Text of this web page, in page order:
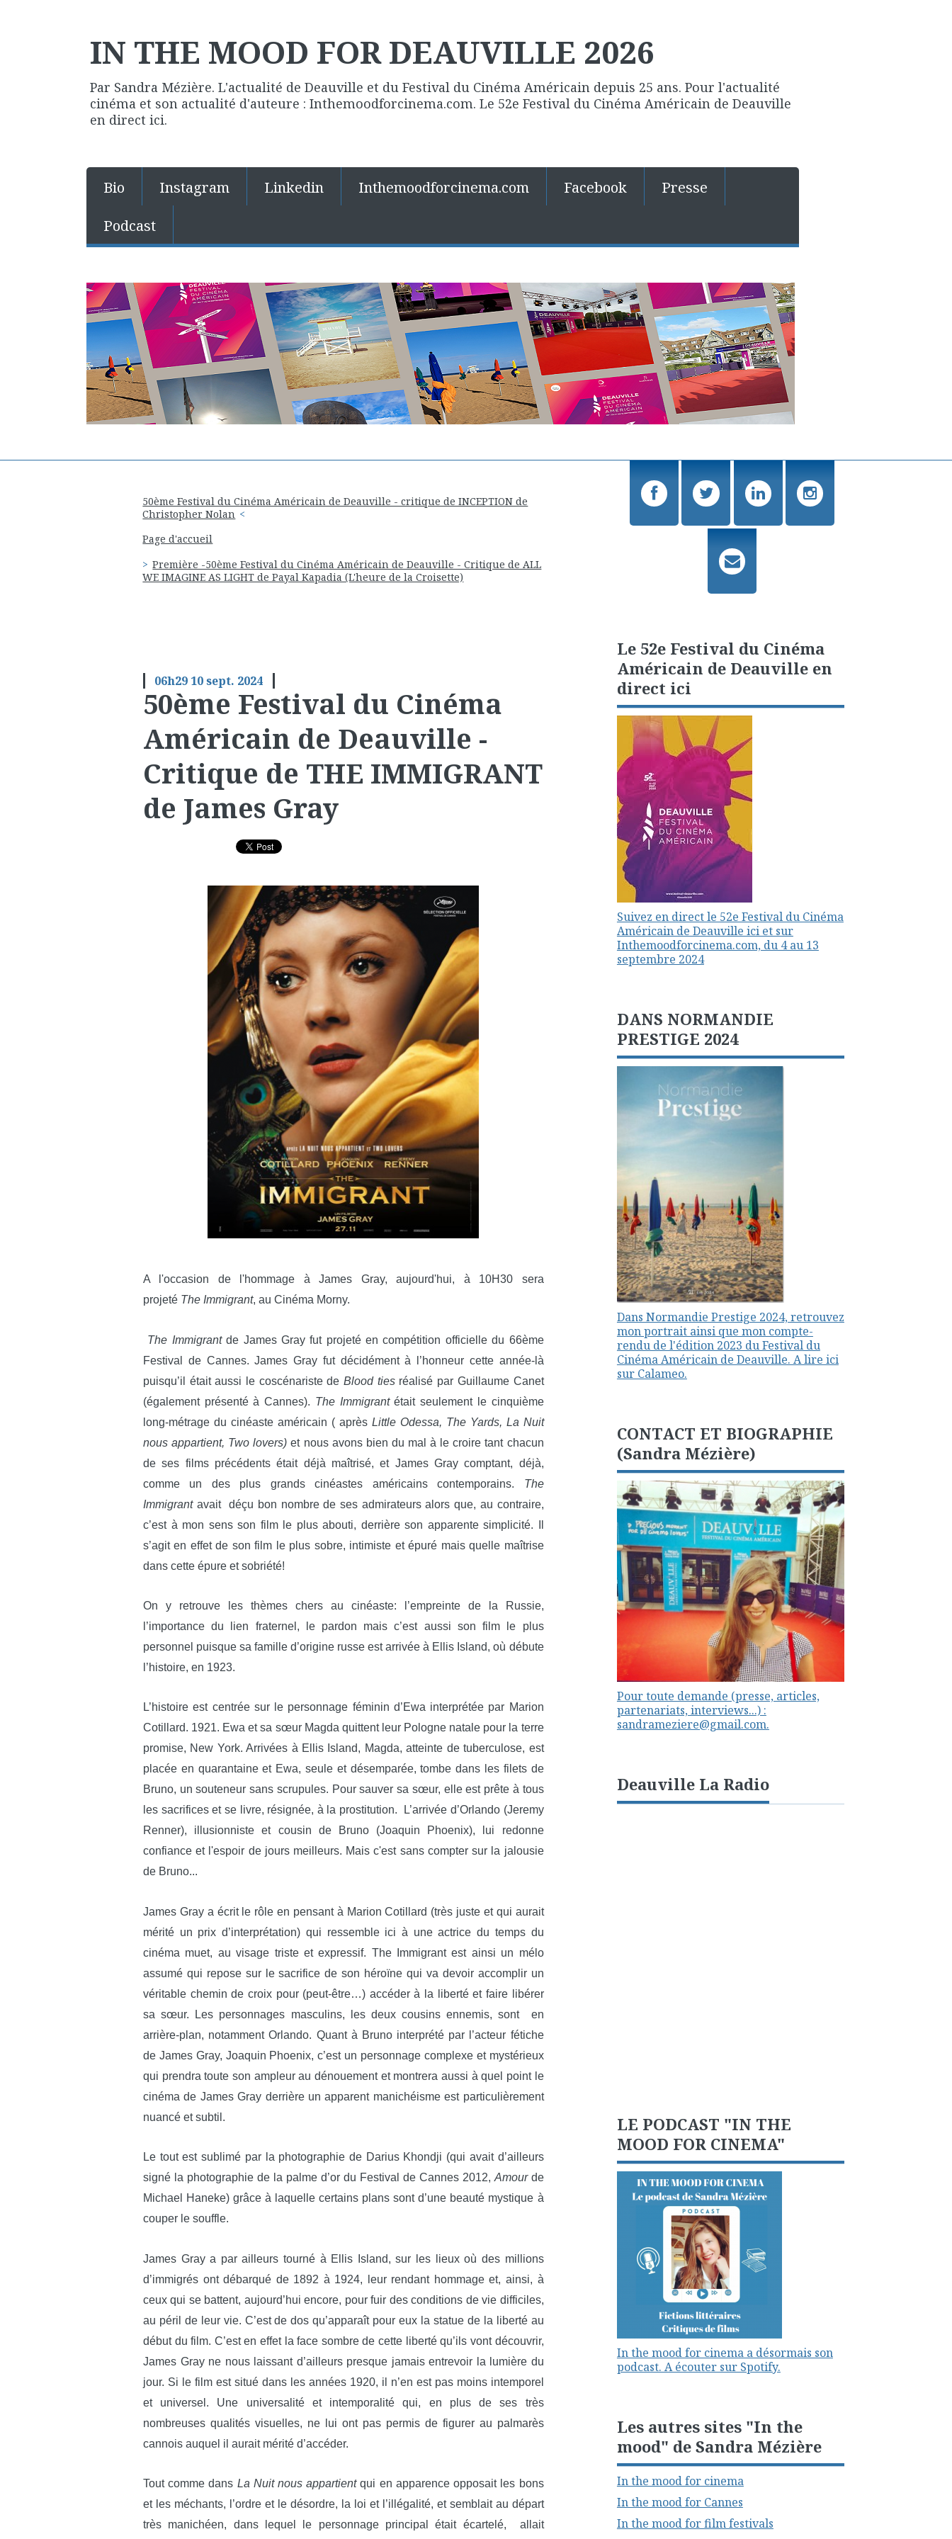
IN THE MOOD FOR DEAUVILLE 2026
Par Sandra Mézière. L'actualité de Deauville et du Festival du Cinéma Américain depuis 25 ans. Pour l'actualité
cinéma et son actualité d'auteure : Inthemoodforcinema.com. Le 52e Festival du Cinéma Américain de Deauville
en direct ici.
Bio Instagram Linkedin Inthemoodforcinema.com Facebook
Presse
Podcast
50ème Festival du Cinéma Américain de Deauville - critique de INCEPTION de
Christopher Nolan
Page d'accueil
Première -50ème Festival du Cinéma Américain de Deauville - Critique de ALL
WE IMAGINE AS LIGHT de Payal Kapadia (L'heure de la Croisette)
06h29 10sept. 2024
50ème Festival du Cinéma
Américain de Deauville -
Critique de THE IMMIGRANT
de James Gray
A l'occasion de l'hommage à James Gray, aujourd'hui, à 10H30 sera
projeté The Immigrant, au Cinéma Morny.
The Immigrantde James Gray fut projeté en compétition officielle du 66ème
Festival de Cannes. James Gray fut décidément à l’honneur cette année-là
puisqu’il était aussi le coscénariste deBlood tiesréalisé par Guillaume Canet
(également présenté à Cannes). The Immigrantétait seulement le cinquième
long-métrage du cinéaste américain ( après Little Odessa, The Yards, La Nuit
nous appartient, Two lovers) et nous avons bien du mal à le croire tant chacun
de ses films précédents était déjà maîtrisé, et James Gray comptant, déjà,
comme un des plus grands cinéastes américains contemporains. The
Immigrantavait déçu bon nombre de ses admirateurs alors que, au contraire,
c’est à mon sens son film le plus abouti, derrière son apparente simplicité. Il
s’agit en effet de son film le plus sobre, intimiste et épuré mais quelle maîtrise
dans cette épure et sobriété!
On y retrouve les thèmes chers au cinéaste: l’empreinte de la Russie,
l’importance du lien fraternel, le pardon mais c’est aussi son film le plus
personnel puisque sa famille d’origine russe est arrivée à Ellis Island, où débute
l’histoire, en 1923.
L’histoire est centrée sur le personnage féminin d’Ewa interprétée par Marion
Cotillard. 1921. Ewa et sa sœur Magda quittent leur Pologne natale pour la terre
promise, New York. Arrivées à Ellis Island, Magda, atteinte de tuberculose, est
placée en quarantaine et Ewa, seule et désemparée, tombe dans les filets de
Bruno, un souteneur sans scrupules. Pour sauver sa sœur, elle est prête à tous
les sacrifices et se livre, résignée, à la prostitution. L’arrivée d’Orlando (Jeremy
Renner), illusionniste et cousin de Bruno (Joaquin Phoenix), lui redonne
confiance et l'espoir de jours meilleurs. Mais c'est sans compter sur la jalousie
de Bruno...
James Gray a écrit le rôle en pensant à Marion Cotillard (très juste et qui aurait
mérité un prix d’interprétation) qui ressemble ici à une actrice du temps du
cinéma muet, au visage triste et expressif. The Immigrant est ainsi un mélo
assumé qui repose sur le sacrifice de son héroïne qui va devoir accomplir un
véritable chemin de croix pour (peut-être…) accéder à la liberté et faire libérer
sa sœur. Les personnages masculins, les deux cousins ennemis, sont en
arrière-plan, notamment Orlando. Quant à Bruno interprété par l’acteur fétiche
de James Gray, Joaquin Phoenix, c’est un personnage complexe et mystérieux
qui prendra toute son ampleur au dénouement et montrera aussi à quel point le
cinéma de James Gray derrière un apparent manichéisme est particulièrement
nuancé et subtil.
Le tout est sublimé par la photographie de Darius Khondji (qui avait d’ailleurs
signé la photographie de la palme d’or du Festival de Cannes 2012, Amour de
Michael Haneke) grâce à laquelle certains plans sont d’une beauté mystique à
couper le souffle.
James Gray a par ailleurs tourné à Ellis Island, sur les lieux où des millions
d’immigrés ont débarqué de 1892 à 1924, leur rendant hommage et, ainsi, à
ceux qui se battent, aujourd’hui encore, pour fuir des conditions de vie difficiles,
au péril de leur vie. C’est de dos qu’apparaît pour eux la statue de la liberté au
début du film. C’est en effet la face sombre de cette liberté qu’ils vont découvrir,
James Gray ne nous laissant d’ailleurs presque jamais entrevoir la lumière du
jour. Si le film est situé dans les années 1920, il n’en est pas moins intemporel
et universel. Une universalité et intemporalité qui, en plus de ses très
nombreuses qualités visuelles, ne lui ont pas permis de figurer au palmarès
cannois auquel il aurait mérité d’accéder.
Tout comme dans La Nuit nous appartientqui en apparence opposait les bons
et les méchants, l’ordre et le désordre, la loi et l’illégalité, et semblait au départ
très manichéen, dans lequel le personnage principal était écartelé, allait
Le 52e Festival du Cinéma
Américain de Deauville en
direct ici
Suivez en direct le 52e Festival du Cinéma
Américain de Deauville ici et sur
Inthemoodforcinema.com, du 4 au 13
septembre 2024
DANS NORMANDIE
PRESTIGE 2024
Dans Normandie Prestige 2024, retrouvez
mon portrait ainsi que mon compte-
rendu de l'édition 2023 du Festival du
Cinéma Américain de Deauville. A lire ici
sur Calameo.
CONTACT ET BIOGRAPHIE
(Sandra Mézière)
Pour toute demande (presse, articles,
partenariats, interviews...) :
sandrameziere@gmail.com.
Deauville La Radio
LE PODCAST "IN THE
MOOD FOR CINEMA"
In the mood for cinema a désormais son
podcast. A écouter sur Spotify.
Les autres sites "In the
mood" de Sandra Mézière
In the mood for cinema
In the mood for Cannes
In the mood for film festivals